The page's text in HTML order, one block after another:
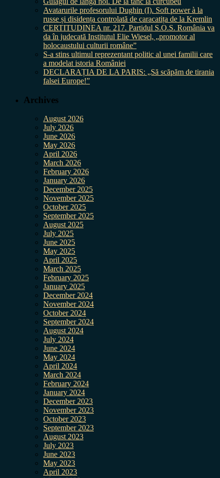
Avatarurile profesorului Dughin (I). Soft power à la
russe și disidența controlată de caracatița de la Kremlin
CERTITUDINEA nr. 217. Partidul S.O.S. România va
da în judecată Institutul Elie Wiesel, „promotor al
holocaustului culturii române”
S-a stins ultimul reprezentant politic al unei familii care
a modelat istoria României
DECLARAȚIA DE LA PARIS: „Să scăpăm de tirania
falsei Europe!”
Archives
August 2026
July 2026
June 2026
May 2026
April 2026
March 2026
February 2026
January 2026
December 2025
November 2025
October 2025
September 2025
August 2025
July 2025
June 2025
May 2025
April 2025
March 2025
February 2025
January 2025
December 2024
November 2024
October 2024
September 2024
August 2024
July 2024
June 2024
May 2024
April 2024
March 2024
February 2024
January 2024
December 2023
November 2023
October 2023
September 2023
August 2023
July 2023
June 2023
May 2023
April 2023